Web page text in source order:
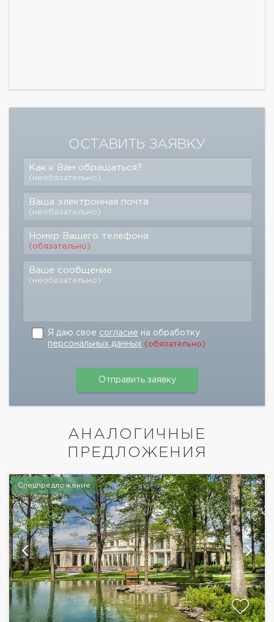
ОСТАВИТЬ ЗАЯВКУ
Как к Вам обращаться?
(необязательно)
Ваша электронная почта
(необязательно)
Номер Вашего телефона
(обязательно)
Ваше сообщение
(необязательно)
Я даю свое согласие на обработку
персональных данных (обязательно)
АНАЛОГИЧНЫЕ
ПРЕДЛОЖЕНИЯ
Спецпредложение